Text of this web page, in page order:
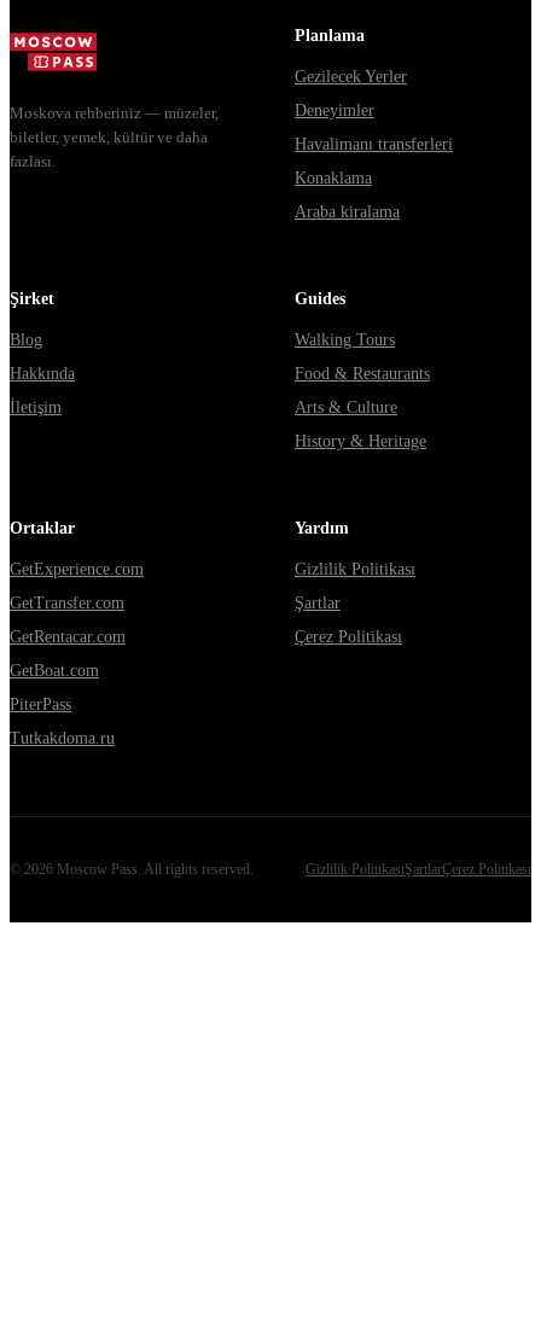
Moskova rehberiniz — müzeler,
biletler, yemek, kültür ve daha
fazlası.
Planlama
Gezilecek Yerler
Deneyimler
Havalimanı transferleri
Konaklama
Araba kiralama
Şirket
Blog
Hakkında
İletişim
Guides
Walking Tours
Food & Restaurants
Arts & Culture
History & Heritage
Ortaklar
GetExperience.com
GetTransfer.com
GetRentacar.com
GetBoat.com
PiterPass
Tutkakdoma.ru
Yardım
Gizlilik Politikası
Şartlar
Çerez Politikası
© 2026 Moscow Pass . All rights reserved. Gizlilik PolitikasıŞartlarÇerez Politikası